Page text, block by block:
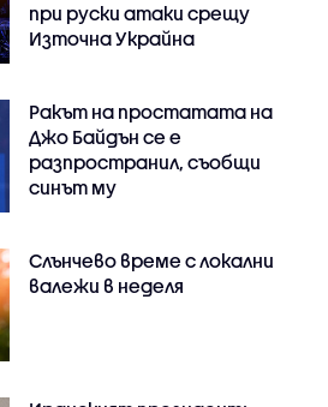
при руски атаки срещу
Източна Украйна
Ракът на простатата на
Джо Байдън се е
разпространил, съобщи
синът му
Слънчево време с локални
валежи в неделя